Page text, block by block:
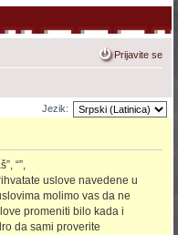
Prijavite se
Jezik:
“”,
uslove navedene u
molimo vas da ne
promeniti bilo kada i
da sami proverite